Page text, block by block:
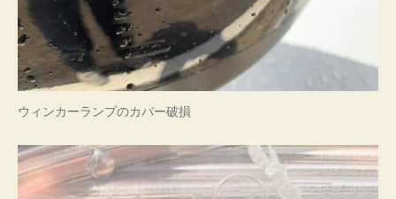
ウィンカーランプのカバー破損